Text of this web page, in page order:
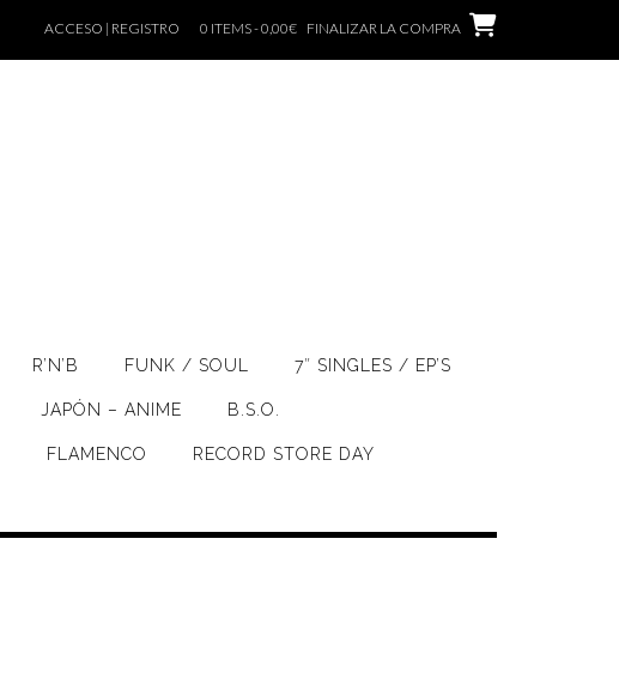
ACCESO | REGISTRO 0 ITEMS - 0,00€ FINALIZAR LA COMPRA
R’N’B FUNK / SOUL 7″ SINGLES / EP’S
JAPÓN – ANIME B.S.O.
FLAMENCO RECORD STORE DAY